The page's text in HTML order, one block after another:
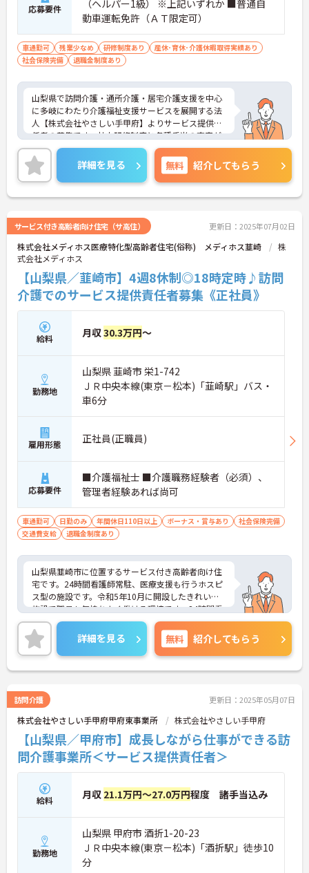
応募要件
（ヘルパー1級） ※上記いずれか ■普通自
動車運転免許（ＡＴ限定可）
車通勤可 残業少なめ 研修制度あり
産休･育休･介護休暇取得実績あり
社会保険完備
退職金制度あり
山梨県で訪問介護・通所介護・居宅介護支援を中心
に多岐にわたり介護福祉支援サービスを展開する法
人【株式会社やさしい手甲府】よりサービス提供責
任者の募集です。社内研修制度と各種手当の充実が
あり安心して働ける環境が魅力の職場です。ご興味
のある方は面接ポイントなどをお伝えしますので、
お気軽にお問い合わせください。
詳細を見る 無料 紹介してもらう
サービス付き高齢者向け住宅（サ高住） 更新日：2025年07月02日
株式会社メディホス医療特化型高齢者住宅(俗称) メディホス韮崎
株
式会社メディホス
【山梨県／韮崎市】4週8休制◎18時定時♪訪問
介護でのサービス提供責任者募集《正社員》
給料 月収30.3万円～
勤務地
山梨県 韮崎市 栄1-742
ＪＲ中央本線(東京－松本)「韮崎駅」バス・
車6分
雇用形態 正社員(正職員)
応募要件
■介護福祉士 ■介護職務経験者（必須）、
管理者経験あれば尚可
車通勤可 日勤のみ 年間休日110日以上 ボーナス・賞与あり
社会保険完備
交通費支給
退職金制度あり
山梨県韮崎市に位置するサービス付き高齢者向け住
宅です。24時間看護師常駐、医療支援も行うホスピ
ス型の施設です。令和5年10月に開設したきれいな
施設で職員も気持ちよく働ける環境です。24時間看
護師常駐のため、安心して業務に専念できます。ご
興味のある方には、面接対策ポイントなど、さらに
詳細をお話ししますのでお気軽にご相談ください！
詳細を見る 無料 紹介してもらう
訪問介護 更新日：2025年05月07日
株式会社やさしい手甲府甲府東事業所 株式会社やさしい手甲府
【山梨県／甲府市】成長しながら仕事ができる訪
問介護事業所＜サービス提供責任者＞
給料 月収 21.1万円～27.0万円程度 諸手当込み
勤務地
山梨県 甲府市 酒折1-20-23
ＪＲ中央本線(東京－松本)「酒折駅」徒歩10
分